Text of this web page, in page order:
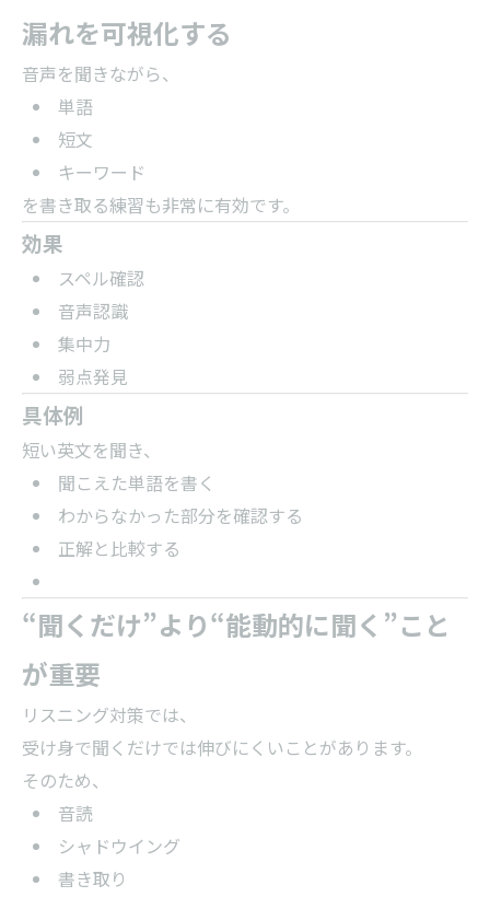
漏れを可視化する
音声を聞きながら、
単語
短文
キーワード
を書き取る練習も非常に有効です。
効果
スペル確認
音声認識
集中力
弱点発見
具体例
短い英文を聞き、
聞こえた単語を書く
わからなかった部分を確認する
正解と比較する
“聞くだけ”より“能動的に聞く”こと
が重要
リスニング対策では、
受け身で聞くだけでは伸びにくいことがあります。
そのため、
音読
シャドウイング
書き取り